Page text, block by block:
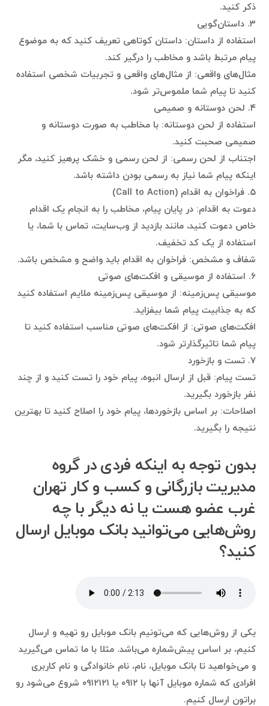
ذکر کنید.
۳. داستان‌گویی
استفاده از داستان: داستان کوتاهی تعریف کنید که به موضوع
پیام مرتبط باشد و مخاطب را درگیر کند.
مثال‌های واقعی: از مثال‌های واقعی و تجربیات شخصی استفاده
کنید تا پیام شما ملموس‌تر شود.
۴. لحن دوستانه و صمیمی
استفاده از لحن دوستانه: با مخاطب به صورت دوستانه و
صمیمی صحبت کنید.
اجتناب از لحن رسمی: از لحن رسمی و خشک پرهیز کنید، مگر
اینکه پیام شما نیاز به رسمی بودن داشته باشد.
۵. فراخوان به اقدام (Call to Action)
دعوت به اقدام: در پایان پیام، مخاطب را به انجام یک اقدام
خاص دعوت کنید، مانند بازدید از وب‌سایت، تماس با شما، یا
استفاده از یک کد تخفیف.
شفاف و مشخص: فراخوان به اقدام باید واضح و مشخص باشد.
۶. استفاده از موسیقی و افکت‌های صوتی
موسیقی پس‌زمینه: از موسیقی پس‌زمینه ملایم استفاده کنید
که به جذابیت پیام شما بیفزاید.
افکت‌های صوتی: از افکت‌های صوتی مناسب استفاده کنید تا
پیام شما تاثیرگذارتر شود.
۷. تست و بازخورد
تست پیام: قبل از ارسال انبوه، پیام خود را تست کنید و از چند
نفر بازخورد بگیرید.
اصلاحات: بر اساس بازخوردها، پیام خود را اصلاح کنید تا بهترین
نتیجه را بگیرید.
بدون توجه به اینکه فردی در گروه
مدیریت بازرگانی و کسب و کار تهران
غرب عضو هست یا نه دیگر با چه
روش‌هایی می‌توانید بانک موبایل ارسال
کنید؟
یکی از روش‌هایی که می‌تونیم بانک موبایل رو تهیه و ارسال
کنیم، بر اساس پیش‌شماره می‌باشد. مثلا با ما تماس می‌گیرید
و می‌خواهید تا بانک موبایل، نام، نام خانوادگی و نام کاربری
افرادی که شماره موبایل آنها با ۰۹۱۲ یا ۰۹۱۲۱۲۱ شروع می‌شود رو
براتون ارسال کنیم.